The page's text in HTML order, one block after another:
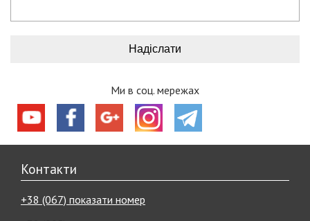
Ми в соц. мережах
Контакти
+38 (067) показати номер